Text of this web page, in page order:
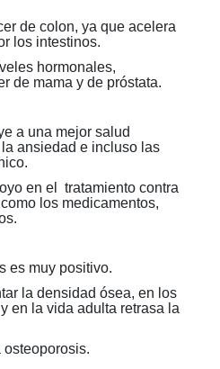
de colon, ya que acelera
los intestinos.
hormonales,
de mama y de próstata.
a una mejor salud
ansiedad e incluso las
en el tratamiento contra
los medicamentos,
es muy positivo.
la densidad ósea, en los
en la vida adulta retrasa la
osteoporosis.